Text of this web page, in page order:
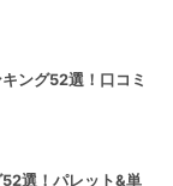
ング52選！口コミ
選！パレット&単